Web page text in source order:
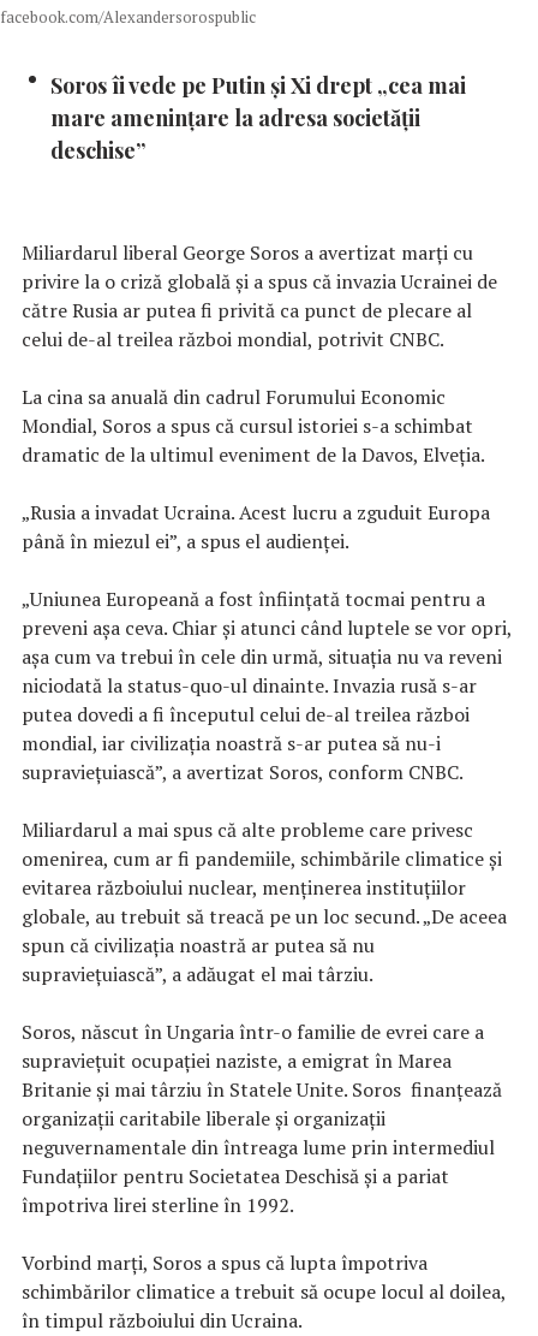
facebook.com/Alexandersorospublic
Soros îi vede pe Putin și Xi drept „cea mai
mare amenințare la adresa societății
deschise”
Miliardarul liberal George Soros a avertizat marți cu
privire la o criză globală și a spus că invazia Ucrainei de
către Rusia ar putea fi privită ca punct de plecare al
celui de-al treilea război mondial, potrivit CNBC.
La cina sa anuală din cadrul Forumului Economic
Mondial, Soros a spus că cursul istoriei s-a schimbat
dramatic de la ultimul eveniment de la Davos, Elveția.
„Rusia a invadat Ucraina. Acest lucru a zguduit Europa
până în miezul ei”, a spus el audienței.
„Uniunea Europeană a fost înființată tocmai pentru a
preveni așa ceva. Chiar și atunci când luptele se vor opri,
așa cum va trebui în cele din urmă, situația nu va reveni
niciodată la status-quo-ul dinainte. Invazia rusă s-ar
putea dovedi a fi începutul celui de-al treilea război
mondial, iar civilizația noastră s-ar putea să nu-i
supraviețuiască”, a avertizat Soros, conform CNBC.
Miliardarul a mai spus că alte probleme care privesc
omenirea, cum ar fi pandemiile, schimbările climatice și
evitarea războiului nuclear, menținerea instituțiilor
globale, au trebuit să treacă pe un loc secund. „De aceea
spun că civilizația noastră ar putea să nu
supraviețuiască”, a adăugat el mai târziu.
Soros, născut în Ungaria într-o familie de evrei care a
supraviețuit ocupației naziste, a emigrat în Marea
Britanie și mai târziu în Statele Unite. Soros finanțează
organizații caritabile liberale și organizații
neguvernamentale din întreaga lume prin intermediul
Fundațiilor pentru Societatea Deschisă și a pariat
împotriva lirei sterline în 1992.
Vorbind marți, Soros a spus că lupta împotriva
schimbărilor climatice a trebuit să ocupe locul al doilea,
în timpul războiului din Ucraina.